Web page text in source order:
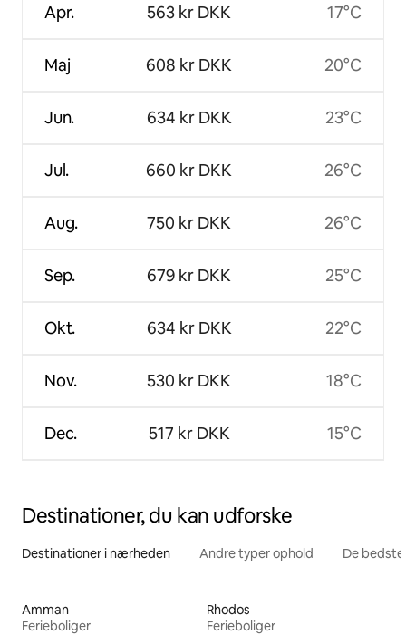
Apr.
Maj
Jun.
Jul.
Aug.
Sep.
Okt.
Nov.
Dec.
563 kr DKK
608 kr DKK
634 kr DKK
660 kr DKK
750 kr DKK
679 kr DKK
634 kr DKK
530 kr DKK
517 kr DKK
17°C
20°C
23°C
26°C
26°C
25°C
22°C
18°C
15°C
Destinationer, du kan udforske
Destinationer i nærheden Andre typer ophold De
Amman
Ferieboliger
Rhodos
Ferieboliger